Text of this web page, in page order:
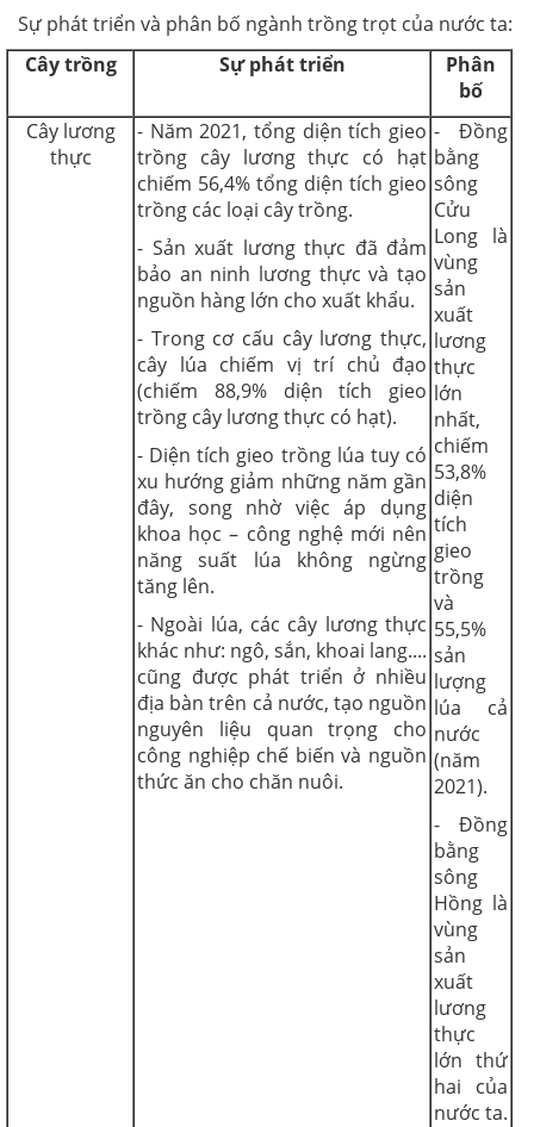
Sự phát triển và phân bố ngành trồng trọt của nước ta:
Cây trồng
Sự phát triển
Phân
bố
Cây lương
thực
- Năm 2021, tổng diện tích gieo
trồng cây lương thực có hạt
chiếm 56,4% tổng diện tích gieo
trồng các loại cây trồng.
- Sản xuất lương thực đã đảm
bảo an ninh lương thực và tạo
nguồn hàng lớn cho xuất khẩu.
- Trong cơ cấu cây lương thực,
cây lúa chiếm vị trí chủ đạo
(chiếm 88,9% diện tích gieo
trồng cây lương thực có hạt).
- Diện tích gieo trồng lúa tuy có
xu hướng giảm những năm gần
đây, song nhờ việc áp dụng
khoa học – công nghệ mới nên
năng suất lúa không ngừng
tăng lên.
- Ngoài lúa, các cây lương thực
khác như: ngô, sắn, khoai lang....
cũng được phát triển ở nhiều
địa bàn trên cả nước, tạo nguồn
nguyên liệu quan trọng cho
công nghiệp chế biến và nguồn
thức ăn cho chăn nuôi.
- Đồng
bằng
sông
Cửu
Long là
vùng
sản
xuất
lương
thực
lớn
nhất,
chiếm
53,8%
diện
tích
gieo
trồng
và
55,5%
sản
lượng
lúa cả
nước
(năm
2021).
- Đồng
bằng
sông
Hồng là
vùng
sản
xuất
lương
thực
lớn thứ
hai của
nước ta.